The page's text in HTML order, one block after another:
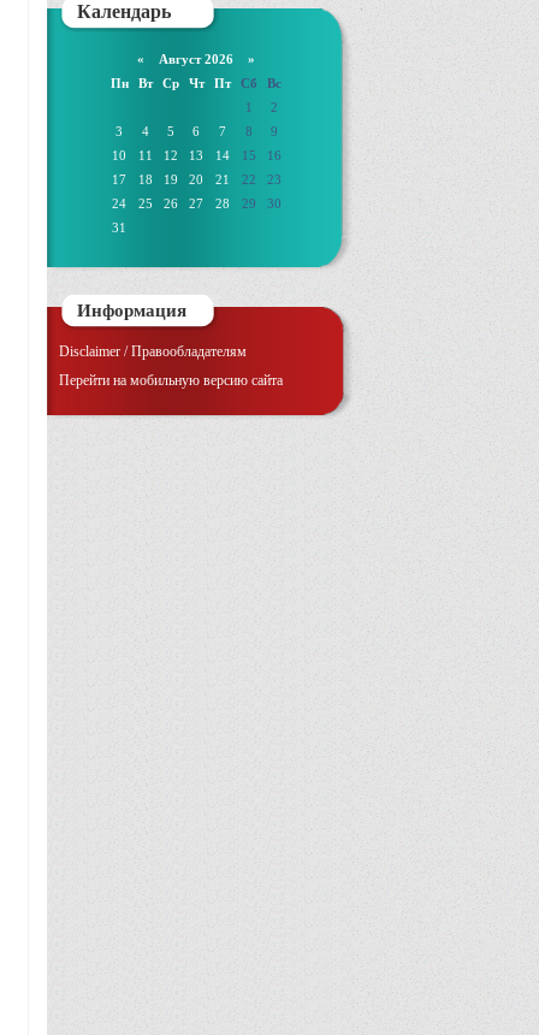
Календарь
« Август 2026 »
Пн
Вт Ср Чт Пт Сб
Вс
1
2
3
4 5 6 7 8
9
10
11 12 13 14 15
16
17
18 19 20 21 22
23
24
25 26 27 28 29
30
31
Информация
Disclaimer / Правообладателям
Перейти на мобильную версию сайта